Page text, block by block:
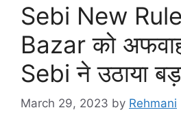
Sebi New
Bazar को
Sebi ने उठाया
March 29, 2023 by Rehmani